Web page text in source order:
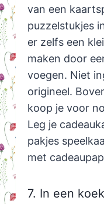
van een
puzzelstukjes
er zelfs een
maken door
voegen. Niet
origineel.
koop je voor
Leg je
pakjes
met
7. In een